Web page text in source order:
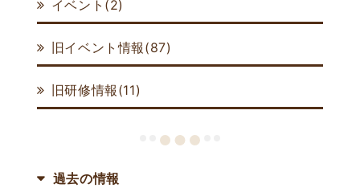
イベント(2)
旧イベント情報(87)
旧研修情報(11)
過去の情報